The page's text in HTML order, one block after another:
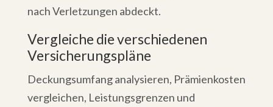
nach Verletzungen abdeckt.
Vergleiche die verschiedenen
Versicherungspläne
Deckungsumfang analysieren, Prämienkosten
vergleichen, Leistungsgrenzen und